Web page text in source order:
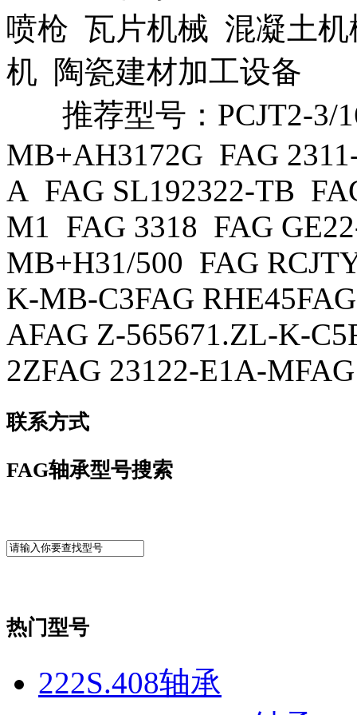
喷枪 瓦片机械 混凝土
机 陶瓷建材加工设备
推荐型号：PCJT2-3/
MB+AH3172G FAG
A FAG SL192322-TB
M1 FAG 3318 FAG
MB+H31/500 FAG
K-MB-C3FAG
AFAG Z-565671.ZL-K-
2ZFAG 23122-E1A-
联系方式
FAG轴承型号搜索
热门型号
222S.408轴承